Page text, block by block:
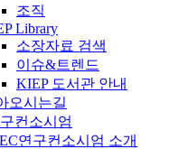
조직
Library
소장자료 검색
이슈&트렌드
KIEP 도서관 안내
오시는길
컨소시엄
연구컨소시엄 소개